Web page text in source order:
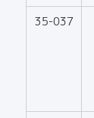
35-037